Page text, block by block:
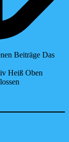
Beiträge Das
Heiß Oben